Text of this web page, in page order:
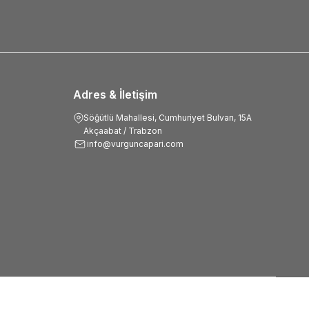
Adres & İletişim
Söğütlü Mahallesi, Cumhuriyet Bulvarı, 15A
Akçaabat / Trabzon
info@vurguncapari.com